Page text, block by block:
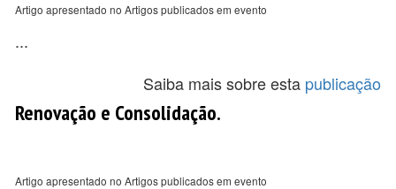
Artigo apresentado no Artigos publicados em evento
...
Saiba mais sobre esta publicação
Renovação e Consolidação.
Artigo apresentado no Artigos publicados em evento